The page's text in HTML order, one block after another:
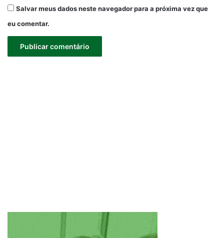
Salvar meus dados neste navegador para a próxima vez que
eu comentar.